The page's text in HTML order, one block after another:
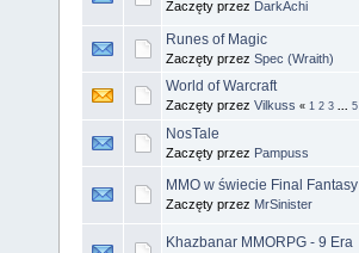
Zaczęty przez DarkAchi
Runes of Magic
Zaczęty przez Spec (Wraith)
World of Warcraft
Zaczęty przez Vilkuss « 1 2 3 ... 5
NosTale
Zaczęty przez Pampuss
MMO w świecie Final Fantasy
Zaczęty przez MrSinister
Khazbanar MMORPG - 9 Era